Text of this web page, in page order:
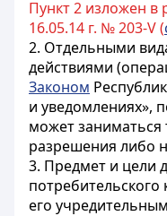
Пункт 2 изложен в
16.05.14 г. № 203-V (
2. Отдельными
действиями
Законом
и уведомлениях»,
может заниматься
разрешения либо
3. Предмет и цели
его